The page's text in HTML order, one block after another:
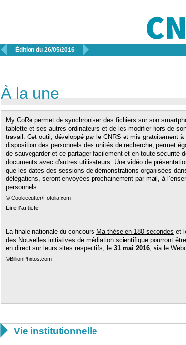
 Édition du 26/05/2016 
À la une
My CoRe permet de synchroniser des fichiers sur son
tablette et ses autres ordinateurs et de les modifier hors de
travail. Cet outil, développé par le CNRS et mis gratuitement à
disposition des personnels des unités de recherche, permet
de sauvegarder et de partager facilement et en toute sécurité
documents avec d'autres utilisateurs. Une vidéo de
que les dates des sessions de démonstrations organisées
délégations, seront envoyées prochainement par mail, à
personnels.
© Cookiecutter/Fotolia.com
Lire l'article
La finale nationale du concours Ma thèse en 180 secondes et
des Nouvelles initiatives de médiation scientifique pourront
en direct sur leurs sites respectifs, le 31 mai 2016 , via le
©BillionPhotos.com
 Vie institutionnelle